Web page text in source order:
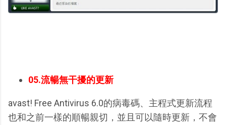
05.流暢無干擾的更新
avast! Free Antivirus 6.0的病毒碼、主程式更新流程
也和之前一樣的順暢親切，並且可以隨時更新，不會